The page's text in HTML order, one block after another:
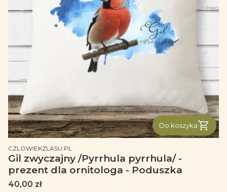
Do koszyka
PRODUCENT
CZLOWIEKZLASU.PL
Gil zwyczajny /Pyrrhula pyrrhula/ -
prezent dla ornitologa - Poduszka
Cena
40,00 zł